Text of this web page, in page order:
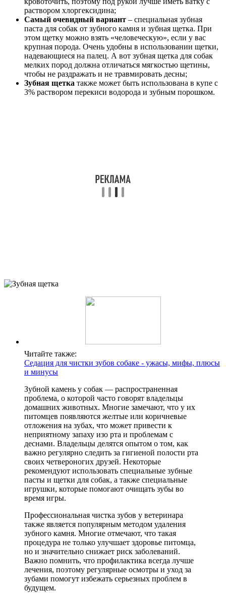
раствором хлоргексидина;
Самый очевидный вариант – специальная зубная
паста для собак от зубного камня и зубная щетка. При
этом щетку можно взять «человеческую», если у вас
крупная порода. Очень удобны в использовании щетки,
надевающиеся на палец. А вот зубная щетка для собак
мелких пород должна отличаться мягкостью щетины,
чтобы не раздражать и не травмировать десны;
Зубная щетка также может быть использована в купе с
3% раствором перекиси водорода и зубным порошком.
Читайте также:
Седация для чистки зубов собаке - ужасы, мифы, плюсы
и минусы
Зубной камень у собак — распространенная
проблема, о которой часто говорят владельцы
домашних животных. Многие замечают, что у их
питомцев появляются желтые или коричневые
отложения на зубах, что может привести к
неприятному запаху изо рта и проблемам с
деснами. Владельцы делятся опытом о том, как
важно регулярно следить за гигиеной полости рта
своих четвероногих друзей. Некоторые
рекомендуют использовать специальные зубные
пасты и щетки для собак, а также специальные
игрушки, которые помогают очищать зубы во
время игры.
Профессиональная чистка зубов у ветеринара
также является популярным методом удаления
зубного камня. Многие отмечают, что такая
процедура не только улучшает здоровье питомца,
но и значительно снижает риск заболеваний.
Важно помнить, что профилактика всегда лучше
лечения, поэтому регулярные осмотры и уход за
зубами помогут избежать серьезных проблем в
будущем.